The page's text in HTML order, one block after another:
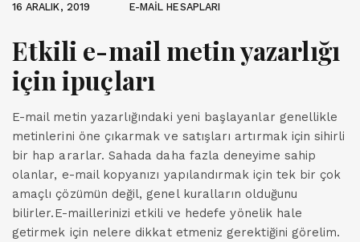
16 ARALIK, 2019 E-MAİL HESAPLARI
Etkili e-mail metin yazarlığı
için ipuçları
E-mail metin yazarlığındaki yeni başlayanlar genellikle
metinlerini öne çıkarmak ve satışları artırmak için sihirli
bir hap ararlar. Sahada daha fazla deneyime sahip
olanlar, e-mail kopyanızı yapılandırmak için tek bir çok
amaçlı çözümün değil, genel kuralların olduğunu
bilirler.E-maillerinizi etkili ve hedefe yönelik hale
getirmek için nelere dikkat etmeniz gerektiğini görelim.